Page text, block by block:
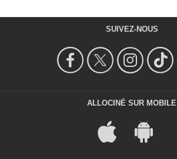
SUIVEZ-NOUS
ALLOCINÉ SUR MOBILE